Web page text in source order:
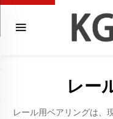
レー
レール用ベアリングは、